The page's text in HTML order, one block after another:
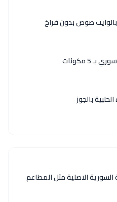
صوص بدون فراخ
5 مكونات
بالجوز
الاصلية مثل المطاعم